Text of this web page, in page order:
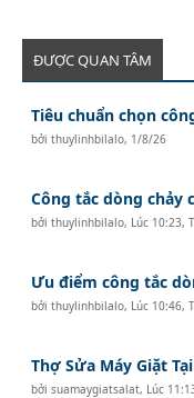
ĐƯỢC QUAN TÂM
Tiêu chuẩn chọn
bởithuylinhbilalo, 1/8/26
Công tắc dòng chảy
bởithuylinhbilalo, Lúc 10:23,
Ưu điểm công tắc
bởithuylinhbilalo, Lúc 10:46,
Thợ Sửa Máy Giặt
bởisuamaygiatsalat, Lúc